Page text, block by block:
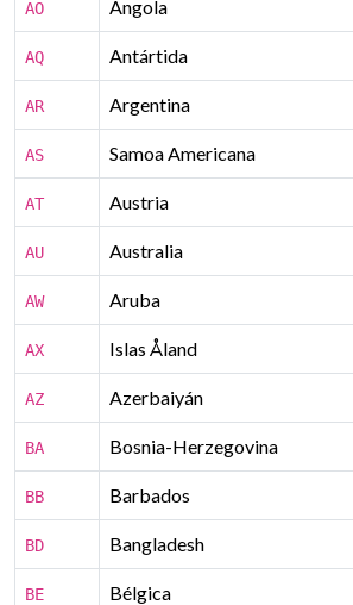
AO Angola
AQ Antártida
AR Argentina
AS Samoa Americana
AT Austria
AU Australia
AW Aruba
AX Islas Åland
AZ Azerbaiyán
BA Bosnia-Herzegovina
BB Barbados
BD Bangladesh
BE Bélgica